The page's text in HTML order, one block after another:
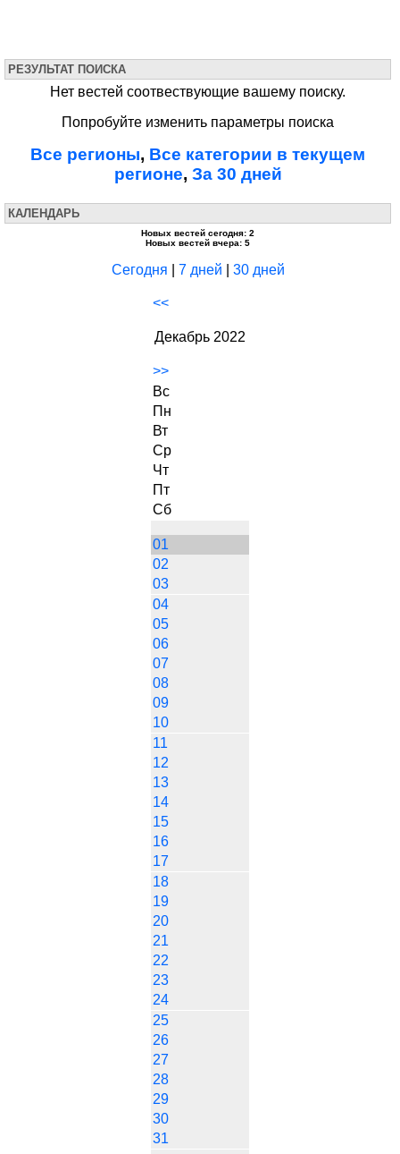
РЕЗУЛЬТАТ ПОИСКА
Нет вестей соотвествующие вашему поиску.
Попробуйте изменить параметры поиска
Все регионы, Все категории в текущем
регионе, За 30 дней
КАЛЕНДАРЬ
Новых вестей сегодня: 2
Новых вестей вчера: 5
Сегодня 7 дней 30 дней
<<
Декабрь 2022
>>
Вс
Пн
Вт
Ср
Чт
Пт
Сб
01
02
03
04
05
06
07
08
09
10
11
12
13
14
15
16
17
18
19
20
21
22
23
24
25
26
27
28
29
30
31